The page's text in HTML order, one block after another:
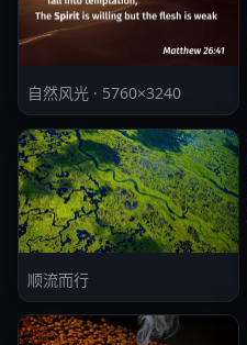
自然风光 · 5760×3240
顺流而行